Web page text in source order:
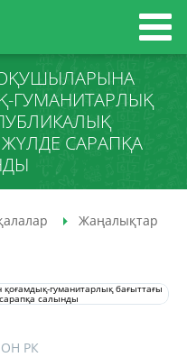
ОҚУШЫЛАРЫНА
ГУМАНИТАРЛЫҚ
САРАПҚА
Жаңалықтар
РК